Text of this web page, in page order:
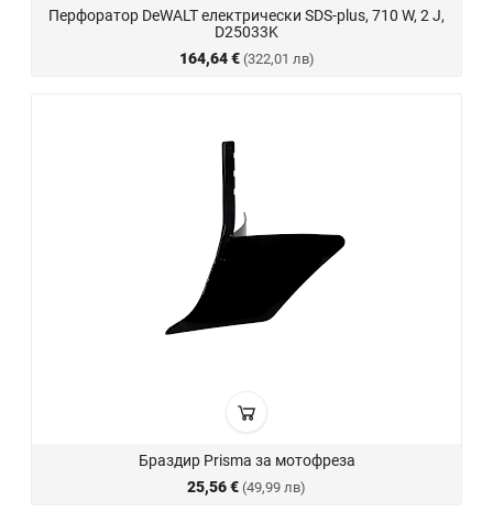
Перфоратор DeWALT електрически SDS-plus, 710 W, 2 J,
D25033K
164,64 € (322,01 лв)
Браздир Prisma за мотофреза
25,56 € (49,99 лв)